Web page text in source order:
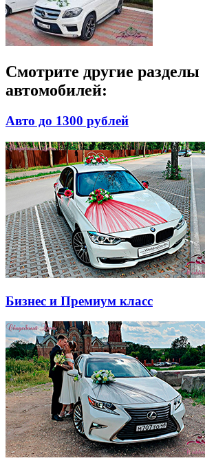
Смотрите другие разделы
автомобилей:
Авто до 1300 рублей
Бизнес и Премиум класс